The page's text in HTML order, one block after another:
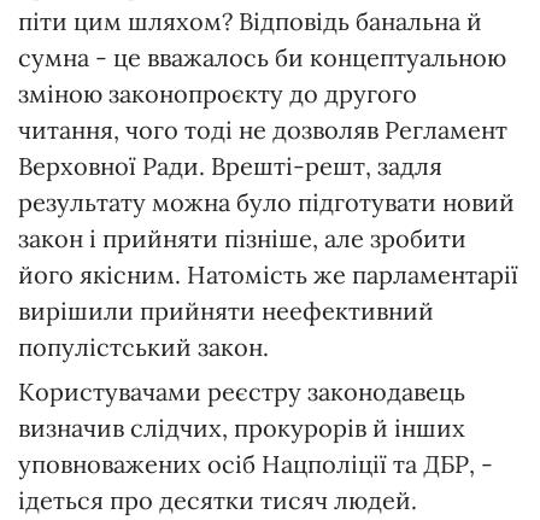
піти цим шляхом? Відповідь банальна й
сумна - це вважалось би концептуальною
зміною законопроєкту до другого
читання, чого тоді не дозволяв Регламент
Верховної Ради. Врешті-решт, задля
результату можна було підготувати новий
закон і прийняти пізніше, але зробити
його якісним. Натомість же парламентарії
вирішили прийняти неефективний
популістський закон.
Користувачами реєстру законодавець
визначив слідчих, прокурорів й інших
уповноважених осіб Нацполіції та ДБР, -
ідеться про десятки тисяч людей.